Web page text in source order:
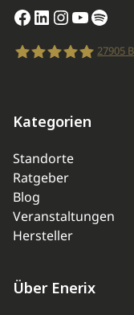
Facebook
LinkedIn
Instagram
YouTube
27905
Kategorien
Standorte
Ratgeber
Blog
Veranstaltungen
Hersteller
Über Enerix